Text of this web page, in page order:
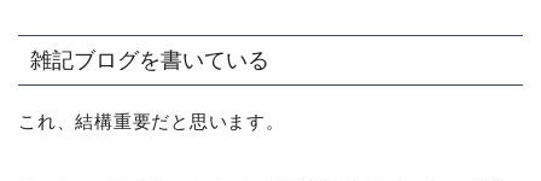
雑記ブログを書いている
これ、結構重要だと思います。